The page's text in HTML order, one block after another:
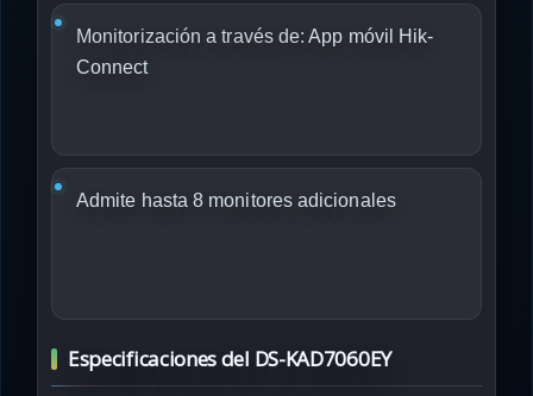
Monitorización a través de: App móvil Hik-
Connect
Admite hasta 8 monitores adicionales
Especificaciones del DS-KAD7060EY